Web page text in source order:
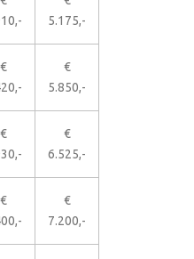
5.175,-
€
€
5.850,-
€
€
6.525,-
€
€
7.200,-